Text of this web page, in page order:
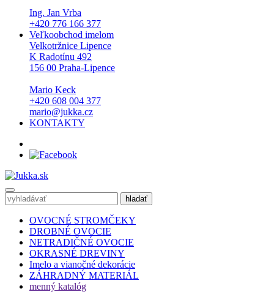
Ing. Jan Vrba
+420 776 166 377
Veľkoobchod imelom
Velkotržnice Lipence
K Radotínu 492
156 00 Praha-Lipence
Mario Keck
+420 608 004 377
mario@jukka.cz
KONTAKTY
OVOCNÉ STROMČEKY
DROBNÉ OVOCIE
NETRADIČNÉ OVOCIE
OKRASNÉ DREVINY
Imelo a vianočné dekorácie
ZÁHRADNÝ MATERIÁL
menný katalóg